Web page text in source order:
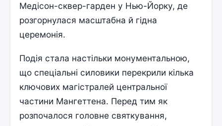
Медісон-сквер-гарден у Нью-Йорку, де
розгорнулася масштабна й гідна
церемонія.
Подія стала настільки монументальною,
що спеціальні силовики перекрили кілька
ключових магістралей центральної
частини Мангеттена. Перед тим як
розпочалося головне святкування,